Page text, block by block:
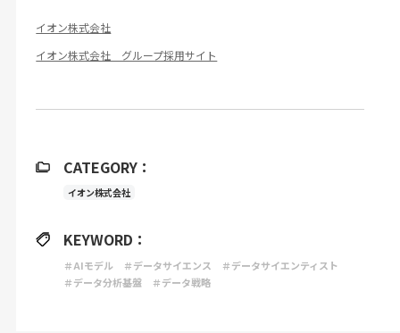
イオン株式会社
イオン株式会社 グループ採用サイト
CATEGORY：
イオン株式会社
KEYWORD：
＃AIモデル ＃データサイエンス
＃データサイエンティスト
＃データ分析基盤
＃データ戦略